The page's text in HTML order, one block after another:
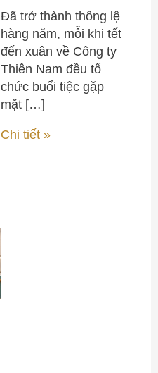
Đã trở thành thông lệ
hàng năm, mỗi khi tết
đến xuân về Công ty
Thiên Nam đều tổ
chức buổi tiệc gặp
mặt […]
Chi tiết »